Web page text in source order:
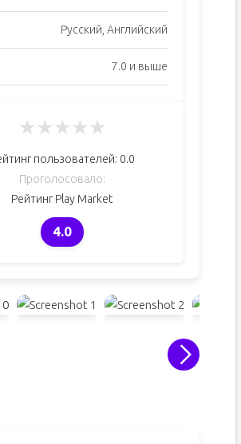
Русский, Английский
7.0 и выше
★★★★★
пользователей: 0.0
Проголосовало:
Рейтинг Play Market
4.0